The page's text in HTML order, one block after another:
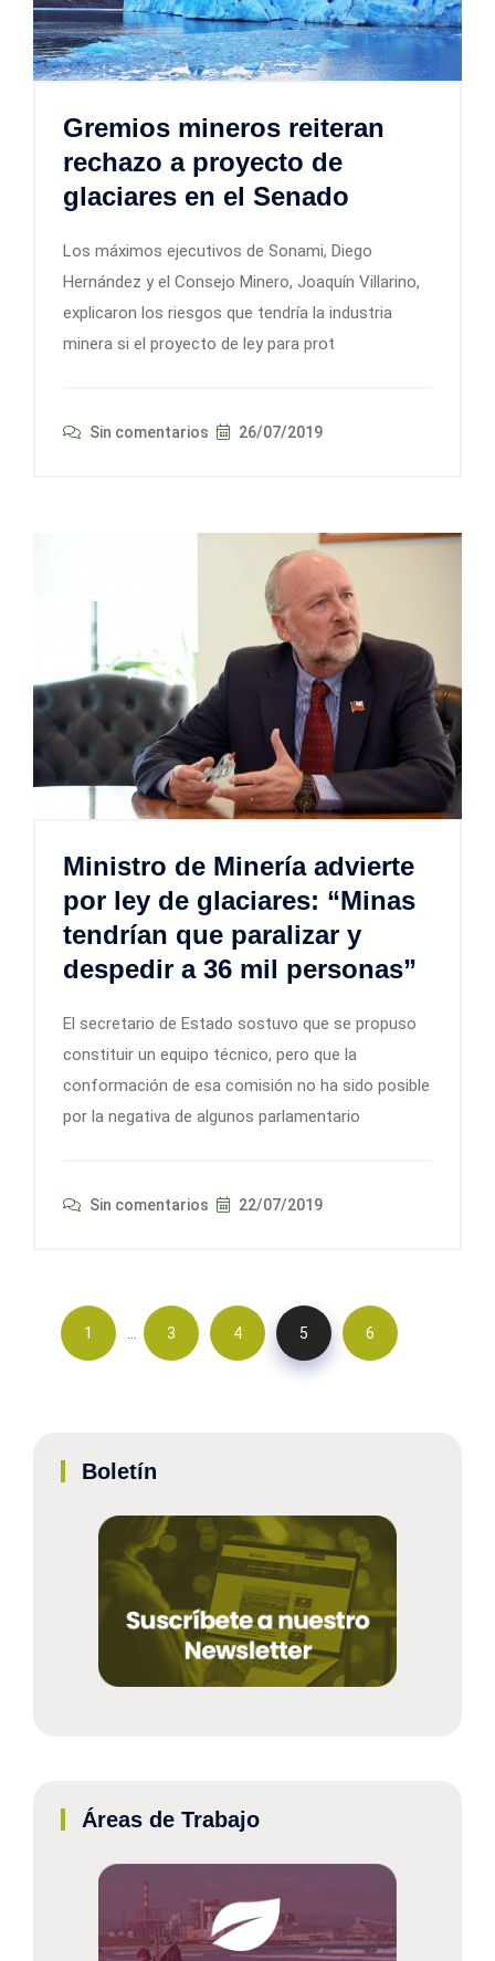
Gremios mineros reiteran
rechazo a proyecto de
glaciares en el Senado
Los máximos ejecutivos de Sonami, Diego
Hernández y el Consejo Minero, Joaquín Villarino,
explicaron los riesgos que tendría la industria
minera si el proyecto de ley para prot
Sin comentarios 26/07/2019
Ministro de Minería advierte
por ley de glaciares: “Minas
tendrían que paralizar y
despedir a 36 mil personas”
El secretario de Estado sostuvo que se propuso
constituir un equipo técnico, pero que la
conformación de esa comisión no ha sido posible
por la negativa de algunos parlamentario
Sin comentarios 22/07/2019
1 … 3 4 5 6
Boletín
Áreas de Trabajo